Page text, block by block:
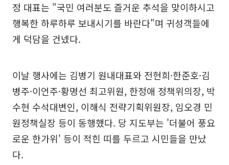
정 대표는 "국민 여러분도 즐거운 추석을 맞이하시고
행복한 하루하루 보내시기를 바란다"며 귀성객들에
게 덕담을 건넸다.
이날 행사에는 김병기 원내대표와 전현희·한준호·김
병주·이언주·황명선 최고위원, 한정애 정책위의장, 박
수현 수석대변인, 이해식 전략기획위원장, 임오경 민
원정책실장 등이 동행했다. 당 지도부는 '더불어 풍요
로운 한가위' 등이 적힌 띠를 두르고 시민들을 만났
다.